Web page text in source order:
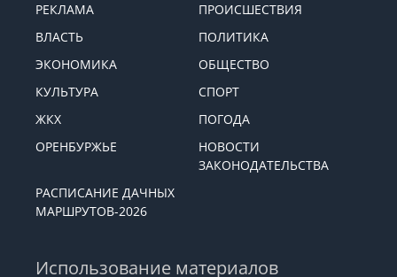
РЕКЛАМА
ПРОИСШЕСТВИЯ
ВЛАСТЬ
ПОЛИТИКА
ЭКОНОМИКА
ОБЩЕСТВО
КУЛЬТУРА
СПОРТ
ЖКХ
ПОГОДА
ОРЕНБУРЖЬЕ
НОВОСТИ
ЗАКОНОДАТЕЛЬСТВА
РАСПИСАНИЕ ДАЧНЫХ
МАРШРУТОВ-2026
Использование материалов